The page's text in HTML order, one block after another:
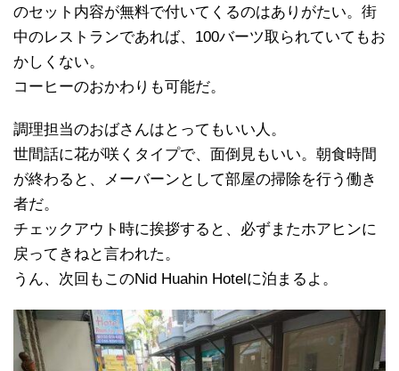
のセット内容が無料で付いてくるのはありがたい。街
中のレストランであれば、100バーツ取られていてもお
かしくない。
コーヒーのおかわりも可能だ。
調理担当のおばさんはとってもいい人。
世間話に花が咲くタイプで、面倒見もいい。朝食時間
が終わると、メーバーンとして部屋の掃除を行う働き
者だ。
チェックアウト時に挨拶すると、必ずまたホアヒンに
戻ってきねと言われた。
うん、次回もこのNid Huahin Hotelに泊まるよ。